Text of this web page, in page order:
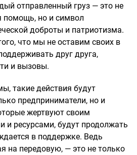
отправленный груз — это не
помощь, но и символ
доброты и патриотизма.
что мы не оставим своих в
друг друга,
и вызовы.
такие действия будут
предприниматели, но и
жертвуют своим
и ресурсами, будут продолжать
в поддержке. Ведь
на передовую, — это не только